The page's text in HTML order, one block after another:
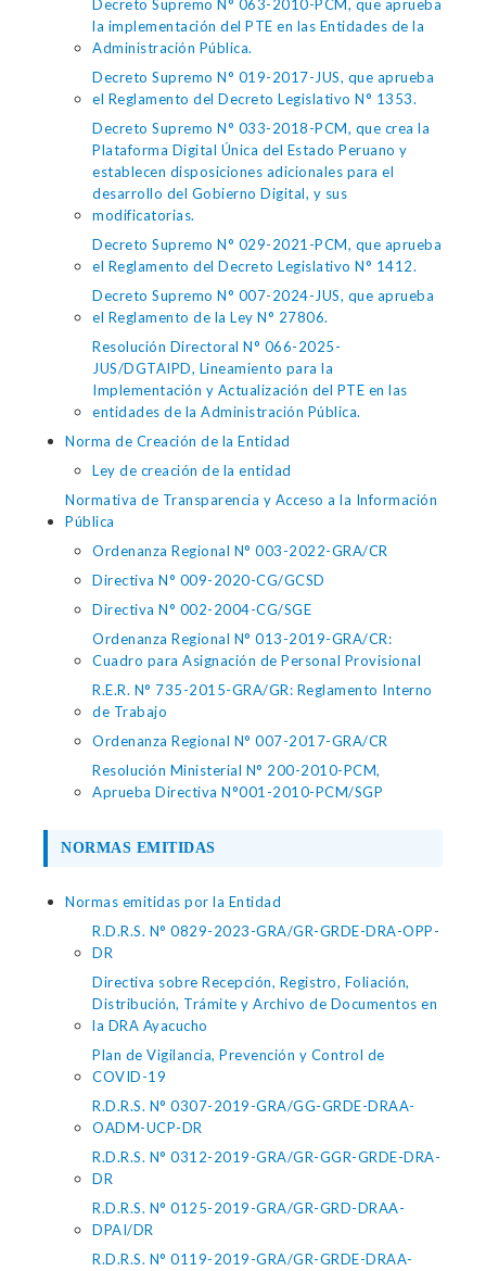
Decreto Supremo N° 063-2010-PCM, que aprueba
la implementación del PTE en las Entidades de la
Administración Pública.
Decreto Supremo N° 019-2017-JUS, que aprueba
el Reglamento del Decreto Legislativo N° 1353.
Decreto Supremo N° 033-2018-PCM, que crea la
Plataforma Digital Única del Estado Peruano y
establecen disposiciones adicionales para el
desarrollo del Gobierno Digital, y sus
modificatorias.
Decreto Supremo N° 029-2021-PCM, que aprueba
el Reglamento del Decreto Legislativo N° 1412.
Decreto Supremo N° 007-2024-JUS, que aprueba
el Reglamento de la Ley N° 27806.
Resolución Directoral N° 066-2025-
JUS/DGTAIPD, Lineamiento para la
Implementación y Actualización del PTE en las
entidades de la Administración Pública.
Norma de Creación de la Entidad
Ley de creación de la entidad
Normativa de Transparencia y Acceso a la Información
Pública
Ordenanza Regional N° 003-2022-GRA/CR
Directiva N° 009-2020-CG/GCSD
Directiva N° 002-2004-CG/SGE
Ordenanza Regional N° 013-2019-GRA/CR:
Cuadro para Asignación de Personal Provisional
R.E.R. N° 735-2015-GRA/GR: Reglamento Interno
de Trabajo
Ordenanza Regional N° 007-2017-GRA/CR
Resolución Ministerial N° 200-2010-PCM,
Aprueba Directiva N°001-2010-PCM/SGP
NORMAS EMITIDAS
Normas emitidas por la Entidad
R.D.R.S. N° 0829-2023-GRA/GR-GRDE-DRA-OPP-
DR
Directiva sobre Recepción, Registro, Foliación,
Distribución, Trámite y Archivo de Documentos en
la DRA Ayacucho
Plan de Vigilancia, Prevención y Control de
COVID-19
R.D.R.S. N° 0307-2019-GRA/GG-GRDE-DRAA-
OADM-UCP-DR
R.D.R.S. N° 0312-2019-GRA/GR-GGR-GRDE-DRA-
DR
R.D.R.S. N° 0125-2019-GRA/GR-GRD-DRAA-
DPAI/DR
R.D.R.S. N° 0119-2019-GRA/GR-GRDE-DRAA-